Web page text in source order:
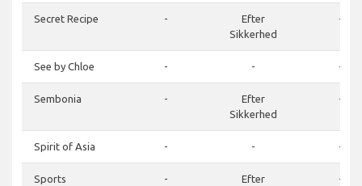
Secret Recipe -
Efter
Sikkerhed
-
See by Chloe - - -
Sembonia -
Efter
Sikkerhed
-
Spirit of Asia - - -
Sports -
Efter
-